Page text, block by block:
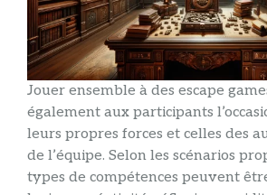
Jouer ensemble à des escape
également aux participants
leurs propres forces et celles des
de l’équipe. Selon les scénarios
types de compétences peuvent